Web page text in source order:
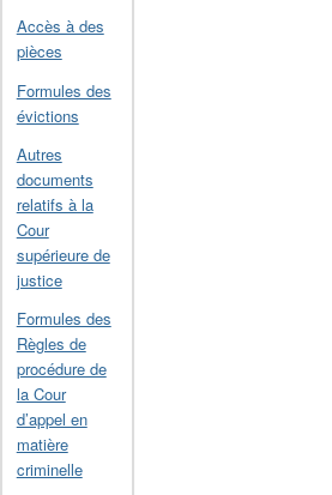
Accès à des
pièces
Formules des
évictions
Autres
documents
relatifs à la
Cour
supérieure de
justice
Formules des
Règles de
procédure de
la Cour
d’appel en
matière
criminelle